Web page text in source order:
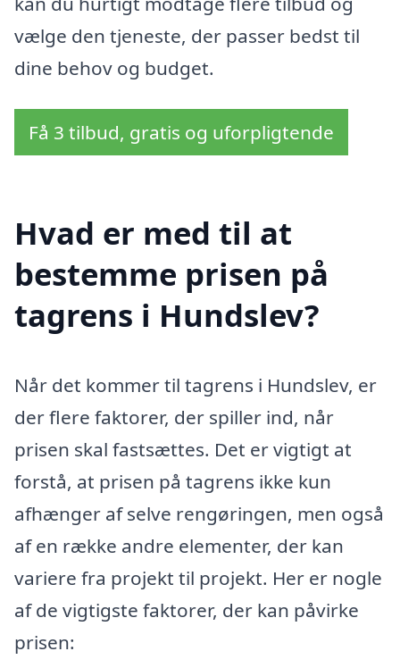
vælge den tjeneste, der passer bedst til
dine behov og budget.
Få 3 tilbud, gratis og uforpligtende
Hvad er med til at
bestemme prisen på
tagrens i Hundslev?
Når det kommer til tagrens i Hundslev, er
der flere faktorer, der spiller ind, når
prisen skal fastsættes. Det er vigtigt at
forstå, at prisen på tagrens ikke kun
afhænger af selve rengøringen, men også
af en række andre elementer, der kan
variere fra projekt til projekt. Her er nogle
af de vigtigste faktorer, der kan påvirke
prisen: